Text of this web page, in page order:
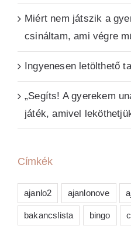
Miért nem játszik a
csináltam, ami végre
Ingyenesen letölthető
„Segíts! A gyerekem
játék, amivel
Címkék
ajanlo2 ajanlonove
bakancslista bingo